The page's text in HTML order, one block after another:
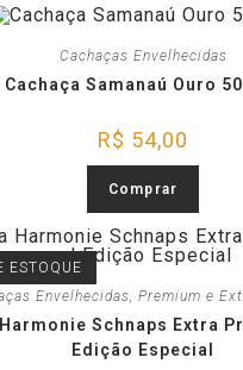
Cachaças Envelhecidas
Cachaça Samanaú Ouro
R$ 54,00
Comprar
ESTOQUE
Envelhecidas, Premium e
Schnaps Extra
Edição Especial